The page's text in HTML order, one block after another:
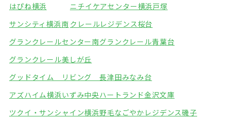
はぴね横浜
ニチイケアセンター横浜戸塚
サンシティ横浜南 クレールレジデンス桜台
グランクレールセンター南グランクレール青葉台
グランクレール美しが丘
グッドタイム リビング 長津田みなみ台
アズハイム横浜いずみ中央ハートランド金沢文庫
ツクイ・サンシャイン横浜野毛なごやかレジデンス磯子